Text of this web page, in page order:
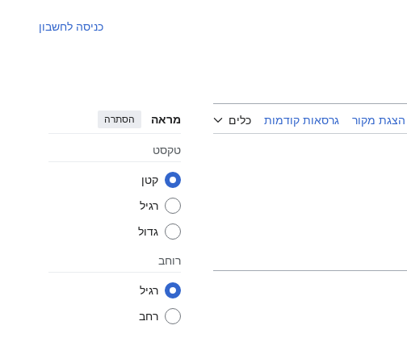
כניסה לחשבון
הצגת מקור גרסאות קודמות כלים מראה הסתרה
טקסט
קטן
רגיל
גדול
רוחב
רגיל
רחב